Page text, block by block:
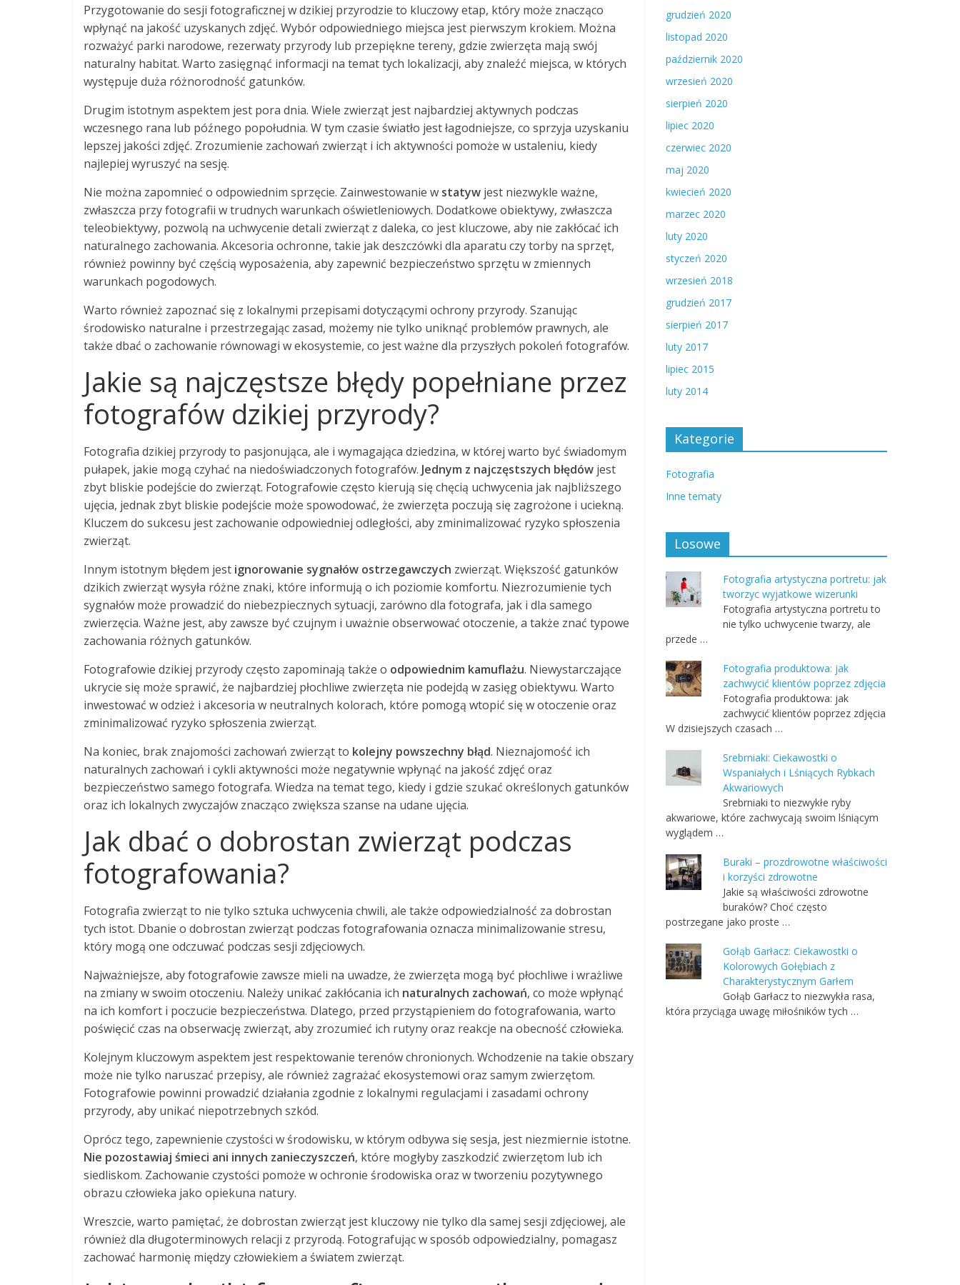
Przygotowanie do sesji fotograficznej w dzikiej przyrodzie to kluczowy etap, który może znacząco
wpłynąć na jakość uzyskanych zdjęć. Wybór odpowiedniego miejsca jest pierwszym krokiem. Można
rozważyć parki narodowe, rezerwaty przyrody lub przepiękne tereny, gdzie zwierzęta mają swój
naturalny habitat. Warto zasięgnąć informacji na temat tych lokalizacji, aby znaleźć miejsca, w których
występuje duża różnorodność gatunków.
Drugim istotnym aspektem jest pora dnia. Wiele zwierząt jest najbardziej aktywnych podczas
wczesnego rana lub późnego popołudnia. W tym czasie światło jest łagodniejsze, co sprzyja uzyskaniu
lepszej jakości zdjęć. Zrozumienie zachowań zwierząt i ich aktywności pomoże w ustaleniu, kiedy
najlepiej wyruszyć na sesję.
Nie można zapomnieć o odpowiednim sprzęcie. Zainwestowanie w statyw jest niezwykle ważne,
zwłaszcza przy fotografii w trudnych warunkach oświetleniowych. Dodatkowe obiektywy, zwłaszcza
teleobiektywy, pozwolą na uchwycenie detali zwierząt z daleka, co jest kluczowe, aby nie zakłócać ich
naturalnego zachowania. Akcesoria ochronne, takie jak deszczówki dla aparatu czy torby na sprzęt,
również powinny być częścią wyposażenia, aby zapewnić bezpieczeństwo sprzętu w zmiennych
warunkach pogodowych.
Warto również zapoznać się z lokalnymi przepisami dotyczącymi ochrony przyrody. Szanując
środowisko naturalne i przestrzegając zasad, możemy nie tylko uniknąć problemów prawnych, ale
także dbać o zachowanie równowagi w ekosystemie, co jest ważne dla przyszłych pokoleń fotografów.
Jakie są najczęstsze błędy popełniane przez
fotografów dzikiej przyrody?
Fotografia dzikiej przyrody to pasjonująca, ale i wymagająca dziedzina, w której warto być świadomym
pułapek, jakie mogą czyhać na niedoświadczonych fotografów. Jednym z najczęstszych błędów jest
zbyt bliskie podejście do zwierząt. Fotografowie często kierują się chęcią uchwycenia jak najbliższego
ujęcia, jednak zbyt bliskie podejście może spowodować, że zwierzęta poczują się zagrożone i uciekną.
Kluczem do sukcesu jest zachowanie odpowiedniej odległości, aby zminimalizować ryzyko spłoszenia
zwierząt.
Innym istotnym błędem jest ignorowanie sygnałów ostrzegawczych zwierząt. Większość gatunków
dzikich zwierząt wysyła różne znaki, które informują o ich poziomie komfortu. Niezrozumienie tych
sygnałów może prowadzić do niebezpiecznych sytuacji, zarówno dla fotografa, jak i dla samego
zwierzęcia. Ważne jest, aby zawsze być czujnym i uważnie obserwować otoczenie, a także znać typowe
zachowania różnych gatunków.
Fotografowie dzikiej przyrody często zapominają także o odpowiednim kamuflażu. Niewystarczające
ukrycie się może sprawić, że najbardziej płochliwe zwierzęta nie podejdą w zasięg obiektywu. Warto
inwestować w odzież i akcesoria w neutralnych kolorach, które pomogą wtopić się w otoczenie oraz
zminimalizować ryzyko spłoszenia zwierząt.
Na koniec, brak znajomości zachowań zwierząt to kolejny powszechny błąd. Nieznajomość ich
naturalnych zachowań i cykli aktywności może negatywnie wpłynąć na jakość zdjęć oraz
bezpieczeństwo samego fotografa. Wiedza na temat tego, kiedy i gdzie szukać określonych gatunków
oraz ich lokalnych zwyczajów znacząco zwiększa szanse na udane ujęcia.
Jak dbać o dobrostan zwierząt podczas
fotografowania?
Fotografia zwierząt to nie tylko sztuka uchwycenia chwili, ale także odpowiedzialność za dobrostan
tych istot. Dbanie o dobrostan zwierząt podczas fotografowania oznacza minimalizowanie stresu,
który mogą one odczuwać podczas sesji zdjęciowych.
Najważniejsze, aby fotografowie zawsze mieli na uwadze, że zwierzęta mogą być płochliwe i wrażliwe
na zmiany w swoim otoczeniu. Należy unikać zakłócania ich naturalnych zachowań, co może wpłynąć
na ich komfort i poczucie bezpieczeństwa. Dlatego, przed przystąpieniem do fotografowania, warto
poświęcić czas na obserwację zwierząt, aby zrozumieć ich rutyny oraz reakcje na obecność człowieka.
Kolejnym kluczowym aspektem jest respektowanie terenów chronionych. Wchodzenie na takie obszary
może nie tylko naruszać przepisy, ale również zagrażać ekosystemowi oraz samym zwierzętom.
Fotografowie powinni prowadzić działania zgodnie z lokalnymi regulacjami i zasadami ochrony
przyrody, aby unikać niepotrzebnych szkód.
Oprócz tego, zapewnienie czystości w środowisku, w którym odbywa się sesja, jest niezmiernie istotne.
Nie pozostawiaj śmieci ani innych zanieczyszczeń, które mogłyby zaszkodzić zwierzętom lub ich
siedliskom. Zachowanie czystości pomoże w ochronie środowiska oraz w tworzeniu pozytywnego
obrazu człowieka jako opiekuna natury.
Wreszcie, warto pamiętać, że dobrostan zwierząt jest kluczowy nie tylko dla samej sesji zdjęciowej, ale
również dla długoterminowych relacji z przyrodą. Fotografując w sposób odpowiedzialny, pomagasz
zachować harmonię między człowiekiem a światem zwierząt.
grudzień 2020
listopad 2020
październik 2020
wrzesień 2020
sierpień 2020
lipiec 2020
czerwiec 2020
maj 2020
kwiecień 2020
marzec 2020
luty 2020
styczeń 2020
wrzesień 2018
grudzień 2017
sierpień 2017
luty 2017
lipiec 2015
luty 2014
Kategorie
Fotografia
Inne tematy
Losowe
Fotografia artystyczna portretu: jak
tworzyc wyjatkowe wizerunki
Fotografia artystyczna portretu to
nie tylko uchwycenie twarzy, ale
przede …
Fotografia produktowa: jak
zachwycić klientów poprzez zdjęcia
Fotografia produktowa: jak
zachwycić klientów poprzez zdjęcia
W dzisiejszych czasach …
Srebrniaki: Ciekawostki o
Wspaniałych i Lśniących Rybkach
Akwariowych
Srebrniaki to niezwykłe ryby
akwariowe, które zachwycają swoim lśniącym
wyglądem …
Buraki – prozdrowotne właściwości
i korzyści zdrowotne
Jakie są właściwości zdrowotne
buraków? Choć często
postrzegane jako proste …
Gołąb Garłacz: Ciekawostki o
Kolorowych Gołębiach z
Charakterystycznym Garłem
Gołąb Garłacz to niezwykła rasa,
która przyciąga uwagę miłośników tych …